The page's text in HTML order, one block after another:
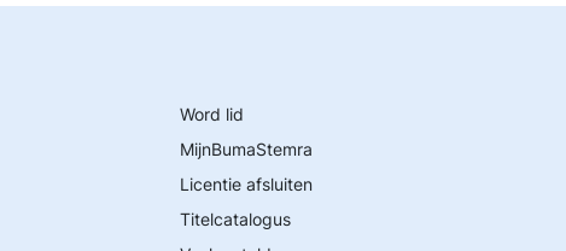
Word lid
MijnBumaStemra
Licentie afsluiten
Titelcatalogus